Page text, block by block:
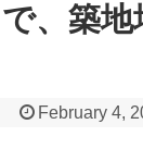
で、築
February 4,